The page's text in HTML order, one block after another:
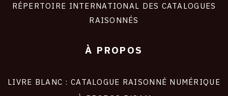
RÉPERTOIRE INTERNATIONAL DES CATALOGUES
RAISONNÉS
À PROPOS
LIVRE BLANC : CATALOGUE RAISONNÉ NUMÉRIQUE